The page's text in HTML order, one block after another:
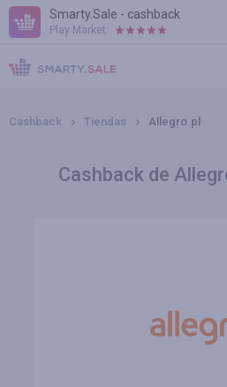
Smarty.Sale - cashback
Play Market:
AYUDA
TÉRMINOS DE USO
Cashback Tiendas Allegro.pl
Cashback de